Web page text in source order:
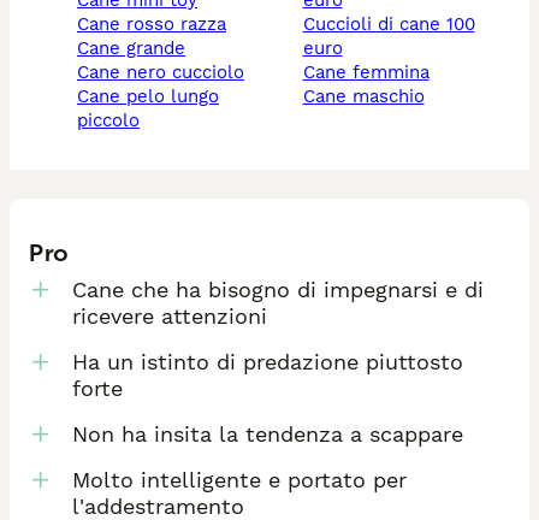
cane rosso razza
cane grande
cane nero cucciolo
cane pelo lungo
piccolo
cuccioli di cane 100
euro
cane femmina
cane maschio
Pro
Cane che ha bisogno di impegnarsi e di
ricevere attenzioni
Ha un istinto di predazione piuttosto
forte
Non ha insita la tendenza a scappare
Molto intelligente e portato per
l'addestramento